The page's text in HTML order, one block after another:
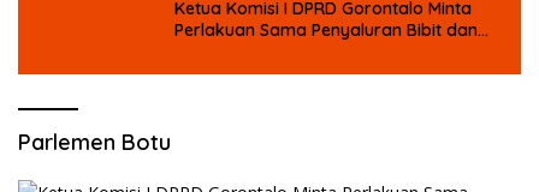
Ketua Komisi I DPRD Gorontalo Minta
Perlakuan Sama Penyaluran Bibit dan
Parlemen Botu